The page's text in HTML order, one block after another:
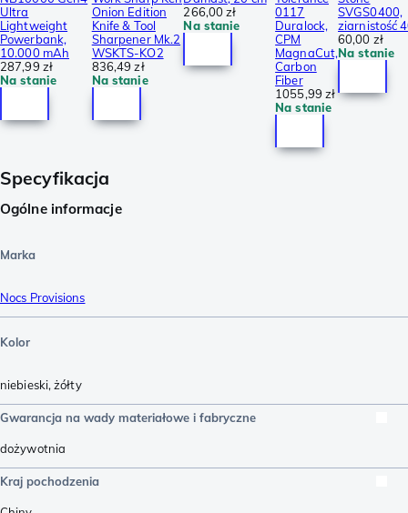
Ultra
Lightweight
Powerbank,
10.000 mAh
287,99 zł
Na stanie
Onion Edition
Knife & Tool
Sharpener Mk.2
WSKTS-KO2
836,49 zł
Na stanie
266,00 zł
Na stanie
0117
Duralock,
CPM
MagnaCut,
Carbon
Fiber
1055,99 zł
Na stanie
SVGS0400,
ziarnistość
60,00 zł
Na stanie
Specyfikacja
Ogólne informacje
Marka
Nocs Provisions
Kolor
niebieski,żółty
Gwarancja na wady materiałowe i fabryczne
dożywotnia
Kraj pochodzenia